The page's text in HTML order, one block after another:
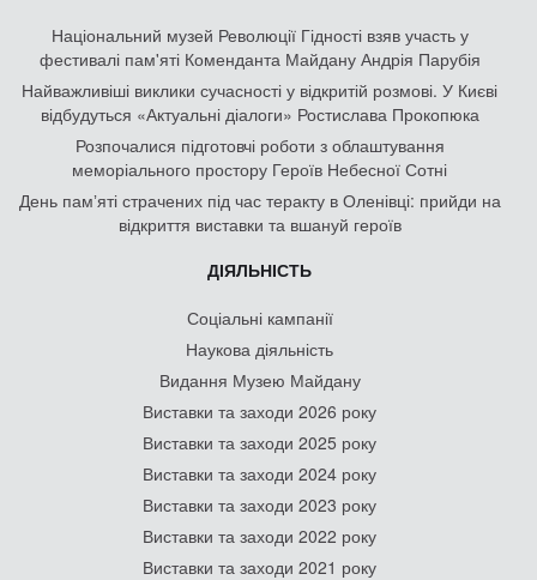
Національний музей Революції Гідності взяв участь у
фестивалі пам'яті Коменданта Майдану Андрія Парубія
Найважливіші виклики сучасності у відкритій розмові. У Києві
відбудуться «Актуальні діалоги» Ростислава Прокопюка
Розпочалися підготовчі роботи з облаштування
меморіального простору Героїв Небесної Сотні
День памʼяті страчених під час теракту в Оленівці: прийди на
відкриття виставки та вшануй героїв
ДІЯЛЬНІСТЬ
Соціальні кампанії
Наукова діяльність
Видання Музею Майдану
Виставки та заходи 2026 року
Виставки та заходи 2025 року
Виставки та заходи 2024 року
Виставки та заходи 2023 року
Виставки та заходи 2022 року
Виставки та заходи 2021 року